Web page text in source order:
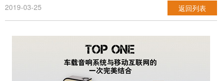
2019-03-25 返回列表